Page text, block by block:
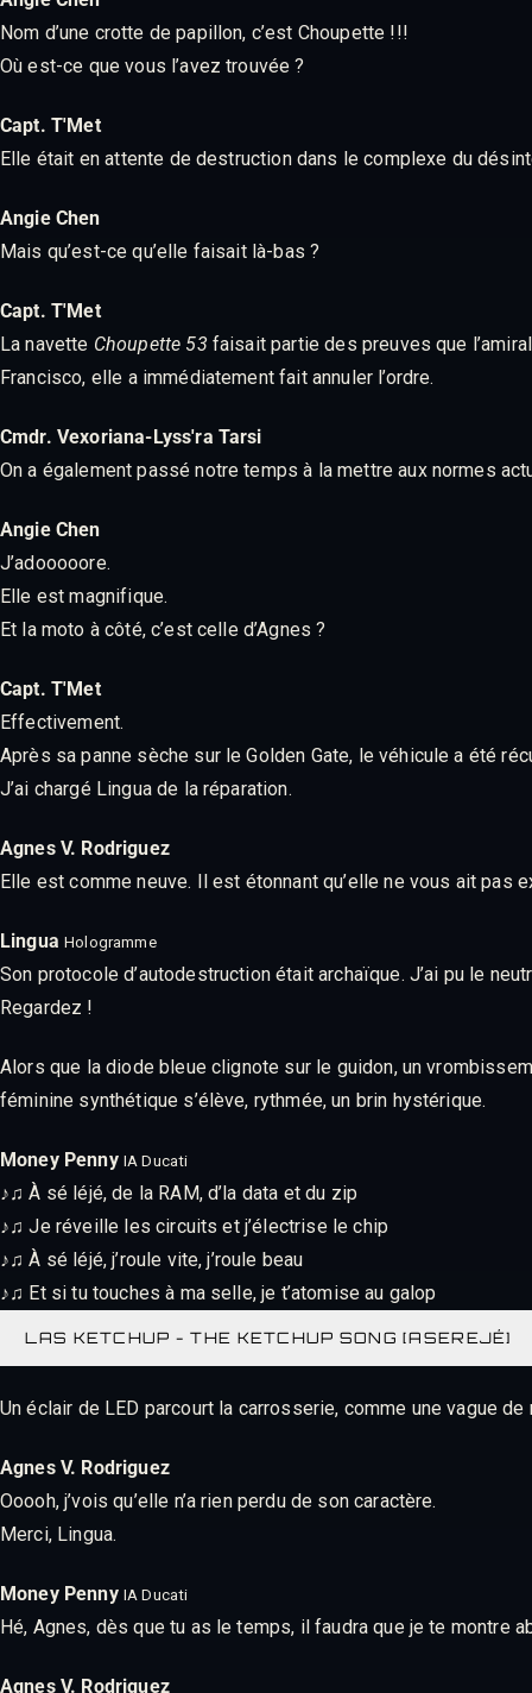
Nom d’une crotte de papillon, c’est Choupette !!!
Où est-ce que vous l’avez trouvée ?
Capt. T'Met
Elle était en attente de destruction dans le complexe du
Angie Chen
Mais qu’est-ce qu’elle faisait là-bas ?
Capt. T'Met
La navette Choupette 53faisait partie des preuves que
Francisco, elle a immédiatement fait annuler l’ordre.
Cmdr. Vexoriana-Lyss'ra Tarsi
On a également passé notre temps à la mettre aux normes
Angie Chen
J’adooooore.
Elle est magnifique.
Et la moto à côté, c’est celle d’Agnes ?
Capt. T'Met
Effectivement.
Après sa panne sèche sur le Golden Gate, le véhicule a été
J’ai chargé Lingua de la réparation.
Agnes V. Rodriguez
Elle est comme neuve. Il est étonnant qu’elle ne vous ait
Lingua Hologramme
Son protocole d’autodestruction était archaïque. J’ai pu le
Regardez !
Alors que la diode bleue clignote sur le guidon, un
féminine synthétique s’élève, rythmée, un brin hystérique.
Money Penny IA Ducati
♪♫ À sé léjé, de la RAM, d’la data et du zip
♪♫ Je réveille les circuits et j’électrise le chip
♪♫ À sé léjé, j’roule vite, j’roule beau
♪♫ Et si tu touches à ma selle, je t’atomise au galop
LAS KETCHUP - THE KETCHUP SONG [ASEREJÉ]
Un éclair de LED parcourt la carrosserie, comme une vague
Agnes V. Rodriguez
Ooooh, j’vois qu’elle n’a rien perdu de son caractère.
Merci, Lingua.
Money Penny IA Ducati
Hé, Agnes, dès que tu as le temps, il faudra que je te montre
Agnes V. Rodriguez